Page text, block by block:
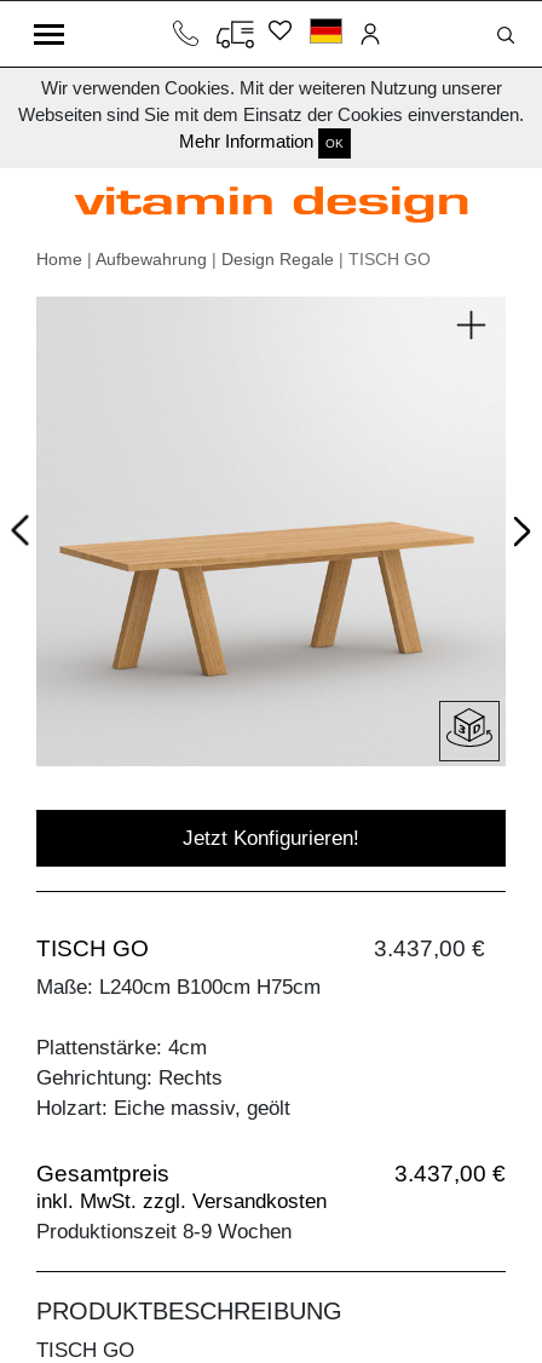
Wir verwenden Cookies. Mit der weiteren Nutzung unserer
Webseiten sind Sie mit dem Einsatz der Cookies einverstanden.
Mehr Information
OK
Home | Aufbewahrung | Design Regale | TISCH GO
Jetzt Konfigurieren!
TISCH GO 3.437,00 €
Maße: L240cm B100cm H75cm
Plattenstärke: 4cm
Gehrichtung: Rechts
Holzart: Eiche massiv, geölt
Gesamtpreis 3.437,00 €
inkl. MwSt. zzgl. Versandkosten
Produktionszeit 8-9 Wochen
PRODUKTBESCHREIBUNG
TISCH GO